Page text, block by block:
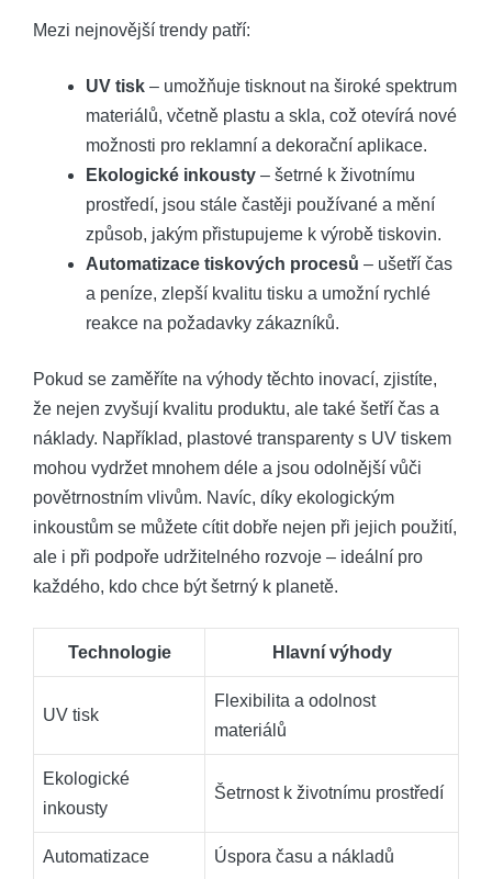
Mezi nejnovější trendy patří:
UV tisk – umožňuje tisknout na široké spektrum
materiálů, včetně plastu a skla, což otevírá nové
možnosti pro reklamní a dekorační aplikace.
Ekologické inkousty – šetrné k životnímu
prostředí, jsou stále častěji používané a mění
způsob, jakým přistupujeme k výrobě tiskovin.
Automatizace tiskových procesů – ušetří čas
a peníze, zlepší kvalitu tisku a umožní rychlé
reakce na požadavky zákazníků.
Pokud se zaměříte na výhody těchto inovací, zjistíte,
že nejen zvyšují kvalitu produktu, ale také šetří čas a
náklady. Například, plastové transparenty s UV tiskem
mohou vydržet mnohem déle a jsou odolnější vůči
povětrnostním vlivům. Navíc, díky ekologickým
inkoustům se můžete cítit dobře nejen při jejich použití,
ale i při podpoře udržitelného rozvoje – ideální pro
každého, kdo chce být šetrný k planetě.
Technologie Hlavní výhody
UV tisk
Flexibilita a odolnost
materiálů
Ekologické
inkousty
Šetrnost k životnímu prostředí
Automatizace Úspora času a nákladů